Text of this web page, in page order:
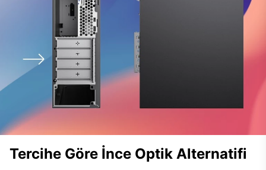
Tercihe Göre İnce Optik Alternatifi